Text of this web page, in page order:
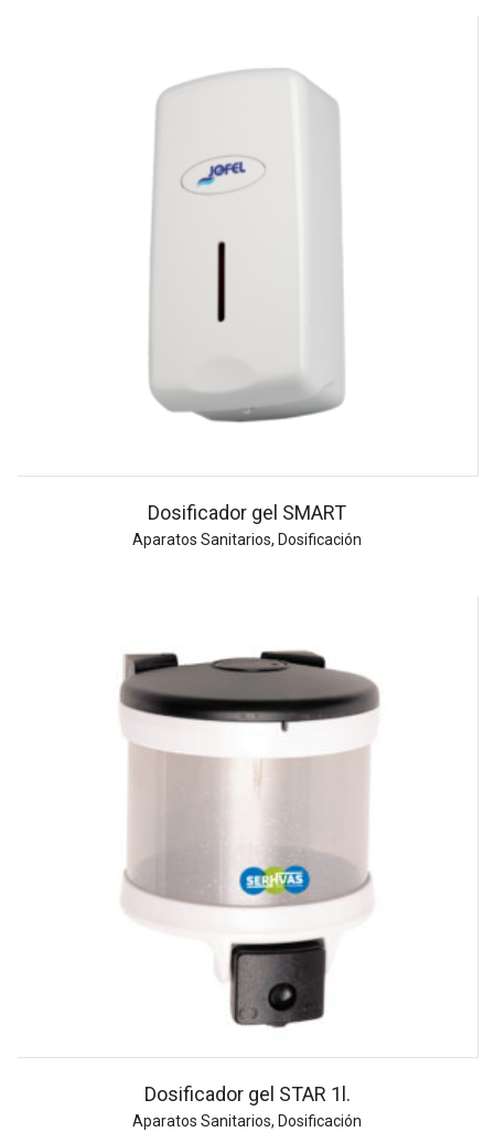
Dosificador gel SMART
Aparatos Sanitarios, Dosificación
Dosificador gel STAR 1l.
Aparatos Sanitarios, Dosificación